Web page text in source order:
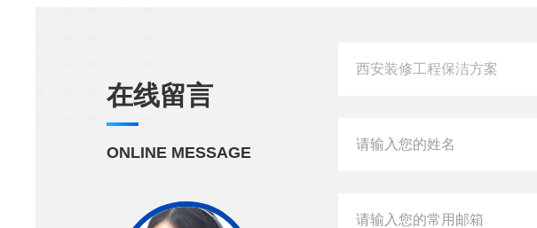
在线留言
ONLINE MESSAGE